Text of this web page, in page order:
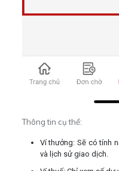
Thông tin cụ thể:
Ví thưởng: Sẽ có tính
và lịch sử giao dịch.